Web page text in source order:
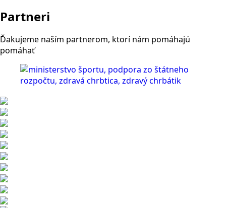
Partneri
Ďakujeme naším partnerom, ktorí nám pomáhajú
pomáhať